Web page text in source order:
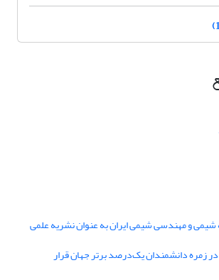
و مهندسی شیمی ایران به عنوان نشریه علمی
در زمره دانشمندان یک‌درصد برتر جهان قرار